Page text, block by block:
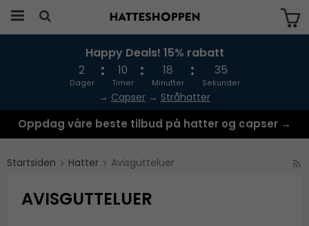
Produktet har blitt lagt til i handlekurven
Happy Deals! 15% rabatt
2
Dager
10
Timer
18
Minutter
34
Sekunder
→ Capser → Stråhatter
Oppdag våre beste tilbud på hatter og capser →
Startsiden Hatter Avisgutteluer
AVISGUTTELUER